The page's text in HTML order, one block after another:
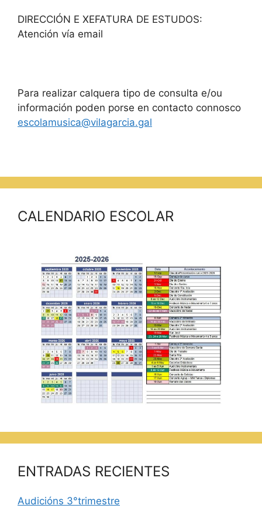
DIRECCIÓN E XEFATURA DE ESTUDOS:
Atención vía email
Para realizar calquera tipo de consulta e/ou
información poden porse en contacto connosco
escolamusica@vilagarcia.gal
CALENDARIO ESCOLAR
ENTRADAS RECIENTES
Audicións 3°trimestre